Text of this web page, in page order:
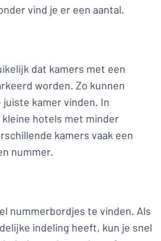
vind je er een aantal.
dat kamers met een
worden. Zo kunnen
kamer vinden. In
hotels met minder
kamers vaak een
nummer.
nummerbordjes te vinden. Als
indeling heeft, kun je snel